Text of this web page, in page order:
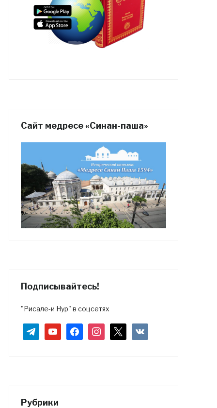
Сайт медресе «Синан-паша»
Подписывайтесь!
"Рисале-и Нур" в соцсетях
telegramyoutubefacebookinstagram vkontakte
Рубрики